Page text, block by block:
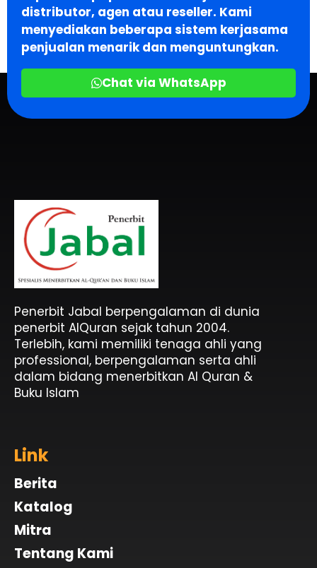
distributor, agen atau reseller. Kami
menyediakan beberapa sistem kerjasama
penjualan menarik dan menguntungkan.
Chat via WhatsApp
Penerbit Al Quran & Buku Islam Berpengalaman Sejak 2004
Penerbit Jabal berpengalaman di dunia
penerbit AlQuran sejak tahun 2004.
Terlebih, kami memiliki tenaga ahli yang
professional, berpengalaman serta ahli
dalam bidang menerbitkan Al Quran &
Buku Islam
Link
Berita
Katalog
Mitra
Tentang Kami